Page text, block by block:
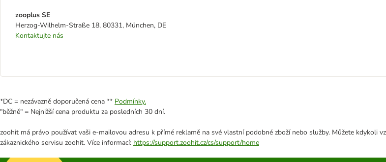
zooplus SE
Herzog-Wilhelm-Straße 18, 80331, München, DE
Kontaktujte nás
*DC = nezávazně doporučená cena ** Podmínky.
"běžně" = Nejnižší cena produktu za posledních 30 dní.
zoohit má právo používat vaši e-mailovou adresu k přímé reklamě na své vlastní podobné zboží nebo služby. Můžete kdykoli
zákaznického servisu zoohit. Více informací: https://support.zoohit.cz/cs/support/home